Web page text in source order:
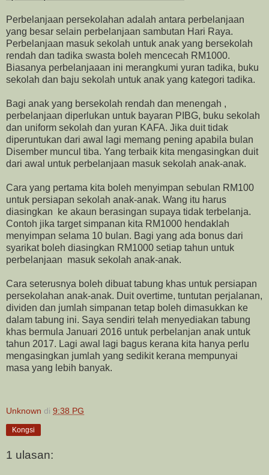
Perbelanjaan persekolahan adalah antara perbelanjaan
yang besar selain perbelanjaan sambutan Hari Raya.
Perbelanjaan masuk sekolah untuk anak yang bersekolah
rendah dan tadika swasta boleh mencecah RM1000.
Biasanya perbelanjaaan ini merangkumi yuran tadika, buku
sekolah dan baju sekolah untuk anak yang kategori tadika.
Bagi anak yang bersekolah rendah dan menengah ,
perbelanjaan diperlukan untuk bayaran PIBG, buku sekolah
dan uniform sekolah dan yuran KAFA. Jika duit tidak
diperuntukan dari awal lagi memang pening apabila bulan
Disember muncul tiba. Yang terbaik kita mengasingkan duit
dari awal untuk perbelanjaan masuk sekolah anak-anak.
Cara yang pertama kita boleh menyimpan sebulan RM100
untuk persiapan sekolah anak-anak. Wang itu harus
diasingkan ke akaun berasingan supaya tidak terbelanja.
Contoh jika target simpanan kita RM1000 hendaklah
menyimpan selama 10 bulan. Bagi yang ada bonus dari
syarikat boleh diasingkan RM1000 setiap tahun untuk
perbelanjaan masuk sekolah anak-anak.
Cara seterusnya boleh dibuat tabung khas untuk persiapan
persekolahan anak-anak. Duit overtime, tuntutan perjalanan,
dividen dan jumlah simpanan tetap boleh dimasukkan ke
dalam tabung ini. Saya sendiri telah menyediakan tabung
khas bermula Januari 2016 untuk perbelanjan anak untuk
tahun 2017. Lagi awal lagi bagus kerana kita hanya perlu
mengasingkan jumlah yang sedikit kerana mempunyai
masa yang lebih banyak.
Unknown di 9:38 PG
Kongsi
1 ulasan: